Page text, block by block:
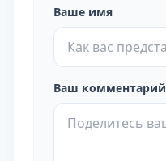
Ваше имя
Ваш комментарий